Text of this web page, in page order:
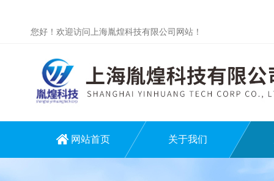
您好！欢迎访问上海胤煌科技有限公司网站！
网站首页 关于我们